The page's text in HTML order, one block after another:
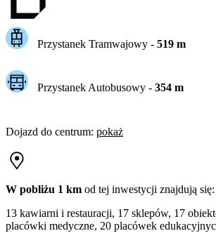
Przystanek Tramwajowy - 519m
Przystanek Autobusowy - 354m
Dojazd do centrum: pokaż
W pobliżu 1 km od tej inwestycji znajdują się:
13 kawiarni i restauracji, 17 sklepów, 17
placówki medyczne, 20 placówek